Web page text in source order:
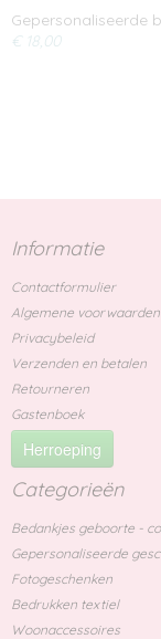
Gepersonaliseerde
€ 18,00
Informatie
Contactformulier
Algemene voorwaarden
Privacybeleid
Verzenden en betalen
Retourneren
Gastenboek
Herroeping
Categorieën
Bedankjes geboorte -
Gepersonaliseerde
Fotogeschenken
Bedrukken textiel
Woonaccessoires